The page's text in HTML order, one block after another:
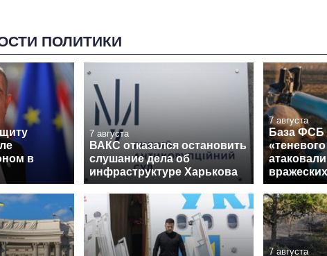
ПОЛИТИКИ
в
7 августа
ВАКС отказался остановить
слушание дела об
инфраструктуре Харькова
7 августа
База ФСБ
7 августа